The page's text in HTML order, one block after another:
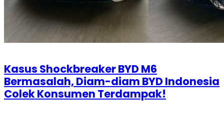
Kasus Shockbreaker BYD M6
Bermasalah, Diam-diam BYD Indonesia
Colek Konsumen Terdampak!